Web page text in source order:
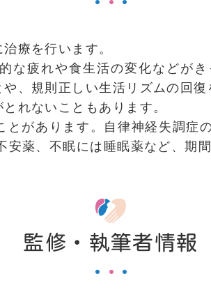
療を行います。
な疲れや食生活の変化などが
、規則正しい生活リズムの回復
れないこともあります。
があります。自律神経失調症
薬、不眠には睡眠薬など、期
監修・執筆者情報